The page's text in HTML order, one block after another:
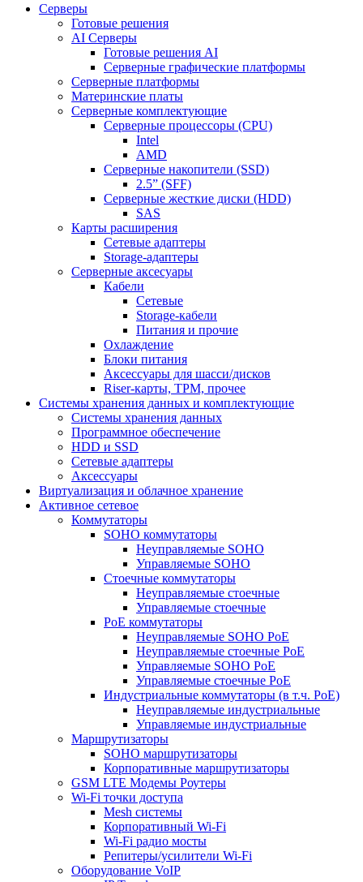
Cерверы
Готовые решения
AI Серверы
Готовые решения AI
Серверные графические платформы
Серверные платформы
Материнские платы
Серверные комплектующие
Серверные процессоры (CPU)
Intel
AMD
Серверные накопители (SSD)
2.5” (SFF)
Серверные жесткие диски (HDD)
SAS
Карты расширения
Сетевые адаптеры
Storage-адаптеры
Серверные аксесуары
Кабели
Сетевые
Storage-кабели
Питания и прочие
Охлаждение
Блоки питания
Аксессуары для шасси/дисков
Riser-карты, TPM, прочее
Системы хранения данных и комплектующие
Системы хранения данных
Программное обеспечение
HDD и SSD
Сетевые адаптеры
Аксессуары
Виртуализация и облачное хранение
Активное сетевое
Коммутаторы
SOHO коммутаторы
Неуправляемые SOHO
Управляемые SOHO
Стоечные коммутаторы
Неуправляемые стоечные
Управляемые стоечные
PoE коммутаторы
Неуправляемые SOHO PoE
Неуправляемые стоечные PoE
Управляемые SOHO PoE
Управляемые стоечные PoE
Индустриальные коммутаторы (в т.ч. РоЕ)
Неуправляемые индустриальные
Управляемые индустриальные
Маршрутизаторы
SOHO маршрутизаторы
Корпоративные маршрутизаторы
GSM LTE Модемы Роутеры
Wi-Fi точки доступа
Mesh системы
Корпоративный Wi-Fi
Wi-Fi радио мосты
Репитеры/усилители Wi-Fi
Оборудование VoIP